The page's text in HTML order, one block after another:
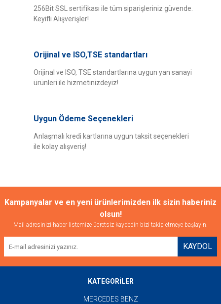
Görüş ve önerileriniz için teşekkür ederiz.
Ürün bilgilerinde hatalar bulunuyor.
Ürün fiyatı diğer sitelerden daha pahalı.
Bu ürüne benzer farklı alternatifler olmalı.
256Bit SSL sertifikası ile tüm siparişleriniz güvende.
Keyifli Alışverişler!
Orijinal ve ISO,TSE standartları
Orijinal ve ISO, TSE standartlarına uygun yan sanayi
ürünleri ile hizmetinizdeyiz!
Uygun Ödeme Seçenekleri
Anlaşmalı kredi kartlarına uygun taksit seçenekleri
ile kolay alışveriş!
Kampanyalar ve en yeni ürünlerimizden ilk sizin haberiniz
olsun!
Mail adresinizi haber listemize ücretsiz kaydedin bizi takip etmeye başlayın.
KAYDOL
KATEGORİLER
MERCEDES BENZ